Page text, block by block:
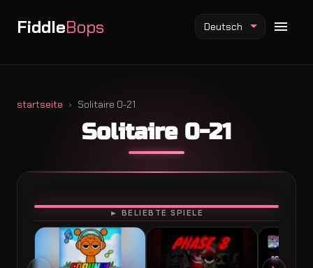
FiddleBops
Fiddlebops Mod
Incredibox Mod
Sprunki Mod
Deutsch
startseite Solitaire 0-21
Solitaire 0-21
► BELIEBTE SPIELE
SPIELEN